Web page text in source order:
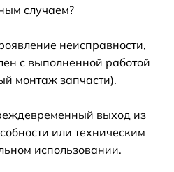
случаем?
неисправности,
с выполненной работой
монтаж запчасти).
выход из
или техническим
использовании.